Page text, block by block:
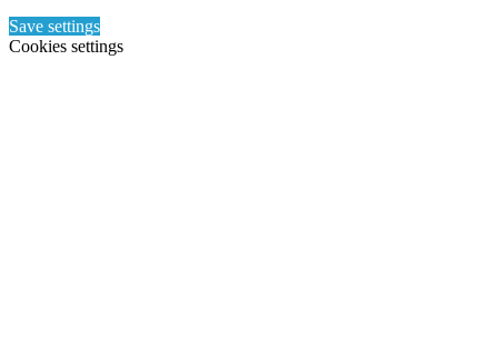
Save settings
Cookies settings